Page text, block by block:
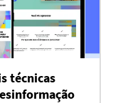
técnicas